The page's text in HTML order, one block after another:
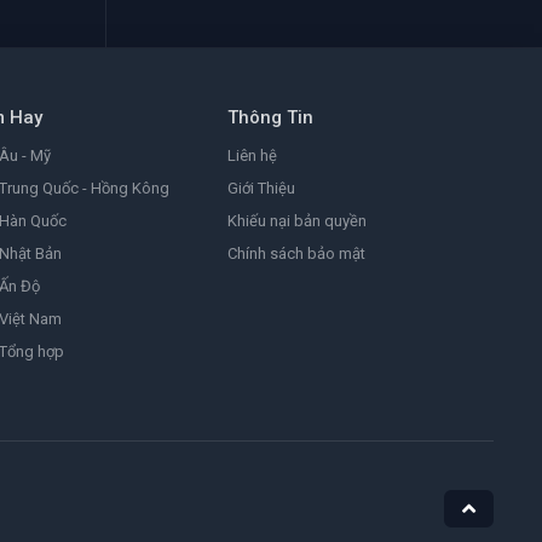
Hay
- Mỹ
Quốc - Hồng Kông
Quốc
Bản
Độ
Nam
hợp
Thông Tin
Liên hệ
Giới Thiệu
Khiếu nại bản quyền
Chính sách bảo mật